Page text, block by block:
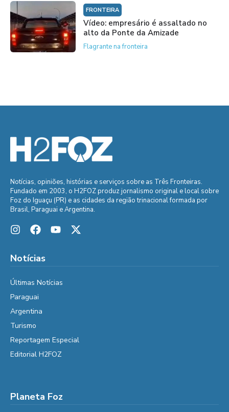
FRONTEIRA
Vídeo: empresário é assaltado no
alto da Ponte da Amizade
Flagrante na fronteira
Notícias, opiniões, histórias e serviços sobre as Três Fronteiras.
Fundado em 2003, o H2FOZ produz jornalismo original e local sobre
Foz do Iguaçu (PR) e as cidades da região trinacional formada por
Brasil, Paraguai e Argentina.
Notícias
Últimas Notícias
Paraguai
Argentina
Turismo
Reportagem Especial
Editorial H2FOZ
Planeta Foz